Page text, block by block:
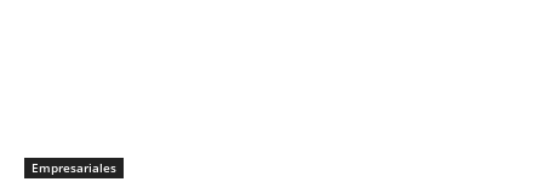
Empresariales